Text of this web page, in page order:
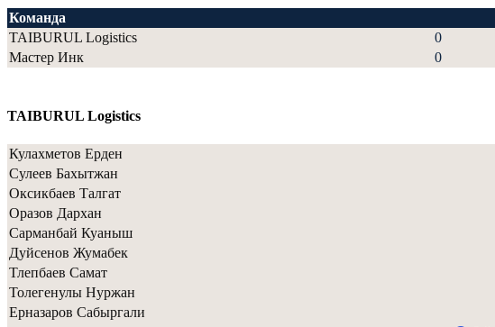
Команда
TAIBURUL Logistics
0
Мастер Инк
0
TAIBURUL Logistics
Кулахметов Ерден
Сулеев Бахытжан
Оксикбаев Талгат
Оразов Дархан
Сарманбай Куаныш
Дуйсенов Жумабек
Тлепбаев Самат
Толегенулы Нуржан
Ерназаров Сабыргали